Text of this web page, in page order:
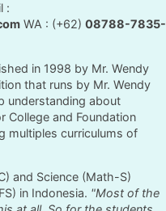
:
WA : (+62) 08788-7835-
in 1998 by Mr. Wendy
that runs by Mr. Wendy
understanding about
College and Foundation
multiples curriculums of
and Science (Math-S)
in Indonesia. "Most of the